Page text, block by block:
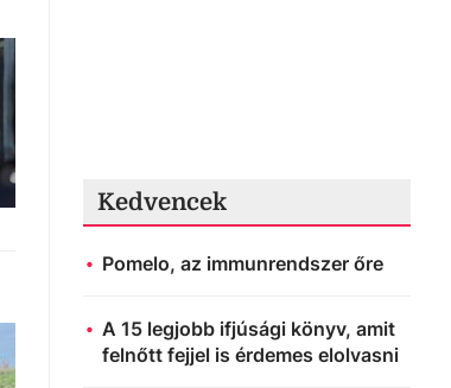
Kedvencek
Pomelo, az immunrendszer őre
A 15 legjobb ifjúsági könyv, amit
felnőtt fejjel is érdemes elolvasni